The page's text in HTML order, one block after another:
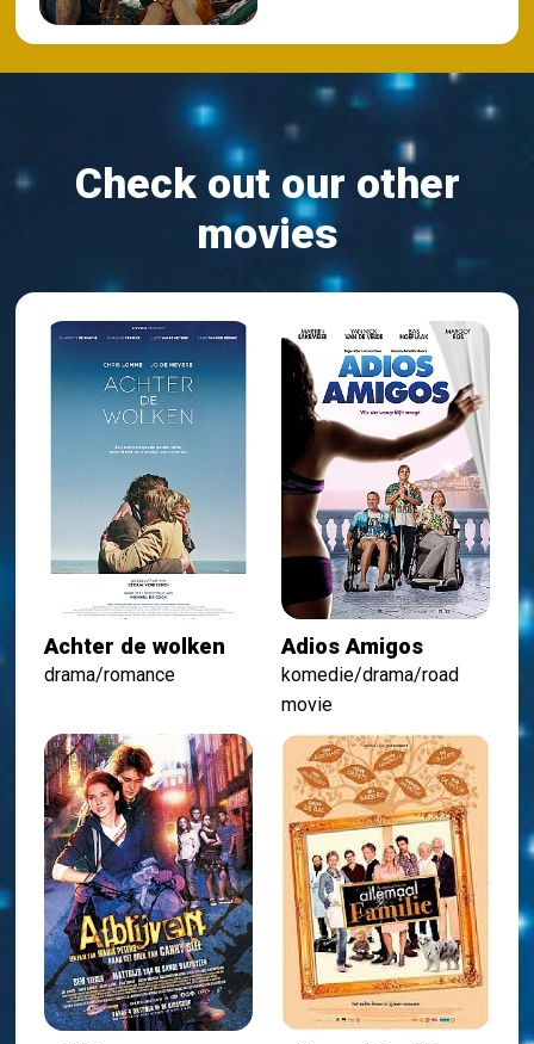
Check out our other
movies
Achter de wolken
drama/romance
Adios Amigos
komedie/drama/road
movie